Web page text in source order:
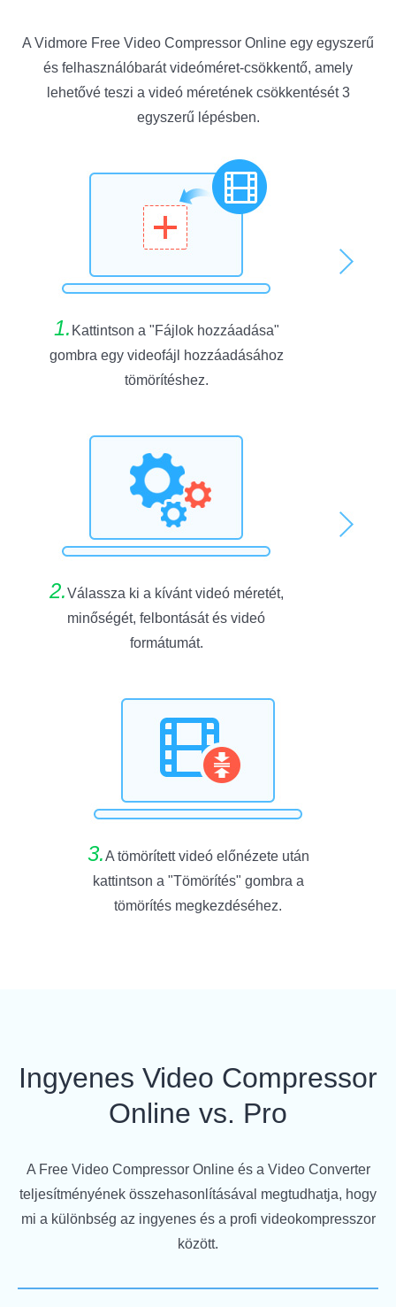
A Vidmore Free Video Compressor Online egy egyszerű
és felhasználóbarát videóméret-csökkentő, amely
lehetővé teszi a videó méretének csökkentését 3
egyszerű lépésben.
1. Kattintson a "Fájlok hozzáadása"
gombra egy videofájl hozzáadásához
tömörítéshez.
2.Válassza ki a kívánt videó méretét,
minőségét, felbontását és videó
formátumát.
3.A tömörített videó előnézete után
kattintson a "Tömörítés" gombra a
tömörítés megkezdéséhez.
Ingyenes Video Compressor
Online vs. Pro
A Free Video Compressor Online és a Video Converter
teljesítményének összehasonlításával megtudhatja, hogy
mi a különbség az ingyenes és a profi videokompresszor
között.